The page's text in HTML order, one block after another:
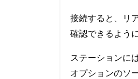
接続すると、リ
確認できるよう
ステーションに
オプションのソ